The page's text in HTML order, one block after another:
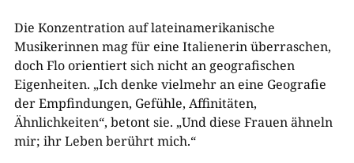
Die Konzentration auf lateinamerikanische
Musikerinnen mag für eine Italienerin überraschen,
doch Flo orientiert sich nicht an geografischen
Eigenheiten. „Ich denke vielmehr an eine Geografie
der Empfindungen, Gefühle, Affinitäten,
Ähnlichkeiten“, betont sie. „Und diese Frauen ähneln
mir; ihr Leben berührt mich.“